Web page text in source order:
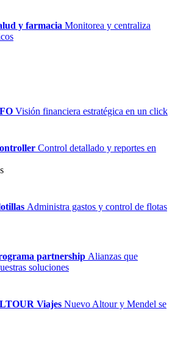
y farmacia Monitorea y centraliza
Visión financiera estratégica en un click
Control detallado y reportes en
Administra gastos y control de flotas
partnership Alianzas que
soluciones
Viajes Nuevo Altour y Mendel se